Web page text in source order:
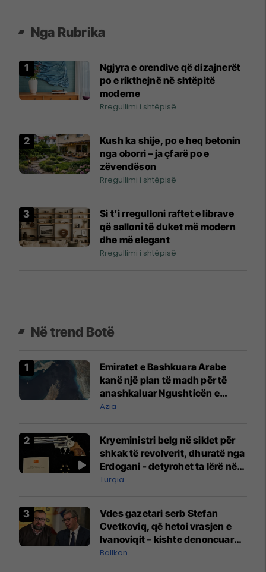
Nga Rubrika
Ngjyra e orendive që dizajnerët
po e rikthejnë në shtëpitë
moderne
Rregullimi i shtëpisë
Kush ka shije, po e heq betonin
nga oborri – ja çfarë po e
zëvendëson
Rregullimi i shtëpisë
Si t’i rregulloni raftet e librave
që salloni të duket më modern
dhe më elegant
Rregullimi i shtëpisë
Në trend Botë
Emiratet e Bashkuara Arabe
kanë një plan të madh për të
anashkaluar Ngushticën e
Hormuzit
Azia
Kryeministri belg në siklet për
shkak të revolverit, dhuratë nga
Erdogani - detyrohet ta lërë në
një bazë ushtarake
Turqia
Vdes gazetari serb Stefan
Cvetkoviq, që hetoi vrasjen e
Ivanoviqit – kishte denoncuar
kërcënime ndaj vëllezërve
Ballkan